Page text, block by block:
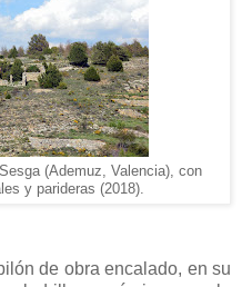
(Ademuz, Valencia), con
y parideras (2018).
de obra encalado, en su